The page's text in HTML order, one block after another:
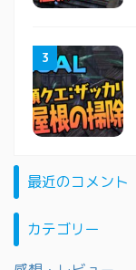
最近のコメント
カテゴリー